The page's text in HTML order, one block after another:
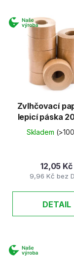
Zvlhčovací
lepicí páska
25m
Skladem
9,96 Kč bez
12,05 Kč
DETAIL